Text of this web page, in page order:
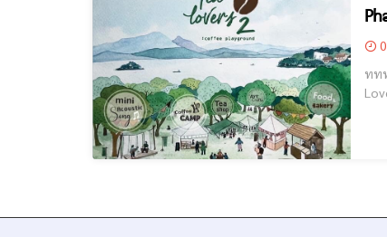
ททท
Lover 2" ซึ่งจะจัดขึ้นระหว่างวันที่ 9 – 11 กันยายน